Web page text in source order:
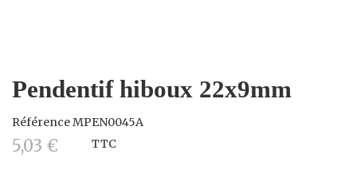
Pendentif hiboux 22x9mm
RéférenceMPEN0045A
5,03 € TTC